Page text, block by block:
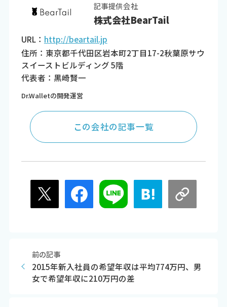
記事提供会社
株式会社BearTail
URL： http://beartail.jp
住所：東京都千代田区岩本町2丁目17-2秋葉原サウ
スイーストビルディング 5階
代表者：黒崎賢一
Dr.Walletの開発運営
この会社の記事一覧
前の記事
2015年新入社員の希望年収は平均774万円、男
女で希望年収に210万円の差